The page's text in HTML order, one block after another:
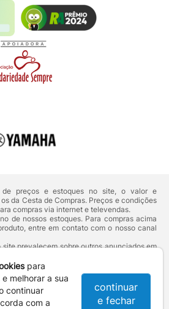
de preços e estoques no site, o valor e
da Cesta de Compras. Preços e condições
compras via internet e televendas.
de nossos estoques. Para compras acima
entre em contato com o nosso canal
prevalecem sobre outros anunciados em
8.078.
de dados e análises de crédito e risco.
de Produtos Eletrônicos Ltda -
- Endereço: R. Senador Souza Naves, 9 -
para
melhorar a sua
continuar
com a
continuar
e fechar